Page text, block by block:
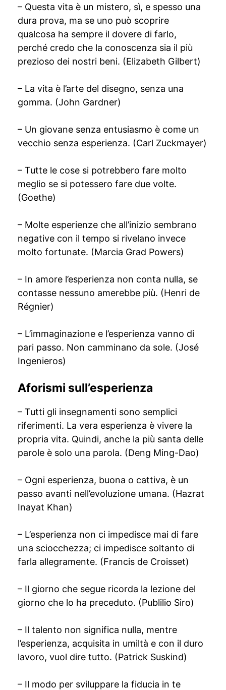
– Questa vita è un mistero, sì, e spesso una
dura prova, ma se uno può scoprire
qualcosa ha sempre il dovere di farlo,
perché credo che la conoscenza sia il più
prezioso dei nostri beni. (Elizabeth Gilbert)
– La vita è l’arte del disegno, senza una
gomma. (John Gardner)
– Un giovane senza entusiasmo è come un
vecchio senza esperienza. (Carl Zuckmayer)
– Tutte le cose si potrebbero fare molto
meglio se si potessero fare due volte.
(Goethe)
– Molte esperienze che all’inizio sembrano
negative con il tempo si rivelano invece
molto fortunate. (Marcia Grad Powers)
– In amore l’esperienza non conta nulla, se
contasse nessuno amerebbe più. (Henri de
Régnier)
– L’immaginazione e l’esperienza vanno di
pari passo. Non camminano da sole. (José
Ingenieros)
Aforismi sull’esperienza
– Tutti gli insegnamenti sono semplici
riferimenti. La vera esperienza è vivere la
propria vita. Quindi, anche la più santa delle
parole è solo una parola. (Deng Ming-Dao)
– Ogni esperienza, buona o cattiva, è un
passo avanti nell’evoluzione umana. (Hazrat
Inayat Khan)
– L’esperienza non ci impedisce mai di fare
una sciocchezza; ci impedisce soltanto di
farla allegramente. (Francis de Croisset)
– Il giorno che segue ricorda la lezione del
giorno che lo ha preceduto. (Publilio Siro)
– Il talento non significa nulla, mentre
l’esperienza, acquisita in umiltà e con il duro
lavoro, vuol dire tutto. (Patrick Suskind)
– Il modo per sviluppare la fiducia in te